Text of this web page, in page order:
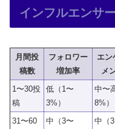
インフルエンサ
月間投
稿数
フォロワー
増加率
エン
メ
1〜30投
稿
低（1〜
3%）
中〜
8%）
31〜60
中（3〜
中（